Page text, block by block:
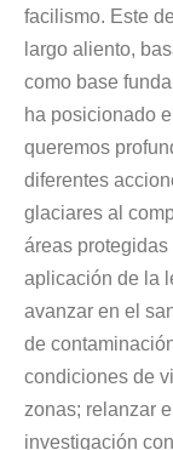
facilismo. Este
largo aliento,
como base
ha posicionado
queremos
diferentes
glaciares al
áreas
aplicación de la
avanzar en el
de
condiciones de
zonas; relanzar
investigación